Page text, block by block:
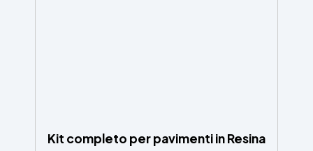
Kit completo per pavimenti in Resina